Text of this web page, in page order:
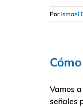
Por Ismael
Vamos
señales